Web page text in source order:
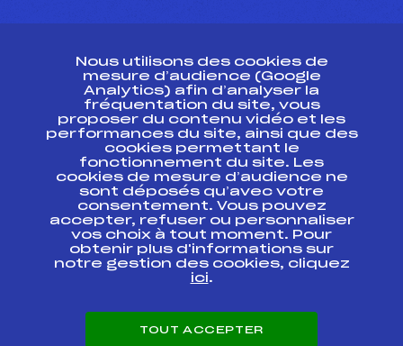
ESPACE PRESSE
Ressources
Pass’Neige
Projet sportif fédéral
Projet de performance fédéral
Antidopage
Pôle Développement, Formation, Suivi
Scientifique
Listes ministérielles
Pôle vie de l’athlète
Nous utilisons des cookies de
mesure d’audience (Google
Analytics) afin d’analyser la
fréquentation du site, vous
proposer du contenu vidéo et les
performances du site, ainsi que des
cookies permettant le
fonctionnement du site. Les
cookies de mesure d’audience ne
sont déposés qu’avec votre
consentement. Vous pouvez
accepter, refuser ou personnaliser
vos choix à tout moment. Pour
obtenir plus d'informations sur
notre gestion des cookies, cliquez
ici.
TOUT ACCEPTER